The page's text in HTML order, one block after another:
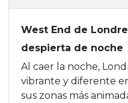
West End de
despierta de noche
Al caer la noche,
vibrante y diferente
sus zonas más